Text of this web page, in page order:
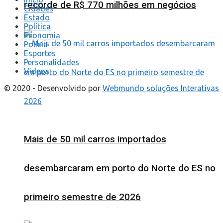
recorde de R$ 770 milhões em negócios
Mais de 50 mil carros importados
desembarcaram em porto do Norte do ES no
primeiro semestre de 2026
Cidades
Estado
Política
Economia
Polícia
Esportes
Personalidades
Videos
© 2020 - Desenvolvido por Webmundo soluções Interativas